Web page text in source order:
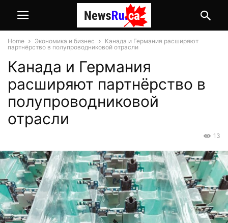
Home Экономика и бизнес
Канада и Германия расширяют
партнёрство в полупроводниковой отрасли
Канада и Германия
расширяют партнёрство в
полупроводниковой
отрасли
13